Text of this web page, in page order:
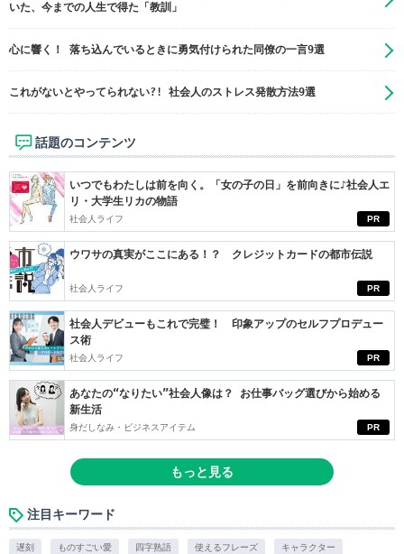
いた、今までの人生で得た「教訓」
心に響く！ 落ち込んでいるときに勇気付けられた同僚の一言9選
これがないとやってられない?! 社会人のストレス発散方法9選
話題のコンテンツ
PR
いつでもわたしは前を向く。「女の子の日」を前向きに♪社会人エ
リ・大学生リカの物語
社会人ライフ
PR
ウワサの真実がここにある！？ クレジットカードの都市伝説
社会人ライフ
PR
社会人デビューもこれで完璧！ 印象アップのセルフプロデュー
ス術
社会人ライフ
PR
あなたの“なりたい”社会人像は？ お仕事バッグ選びから始める
新生活
身だしなみ・ビジネスアイテム
もっと見る
注目キーワード
遅刻 ものすごい愛 四字熟語 使えるフレーズ キャラクター